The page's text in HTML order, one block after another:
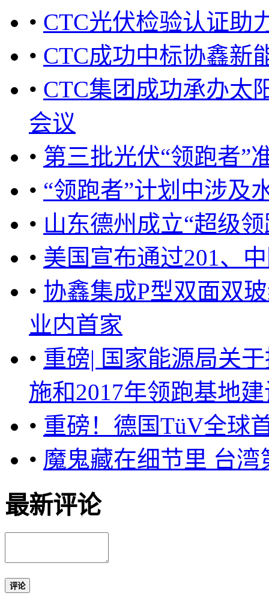
• CTC光伏检验认证助
• CTC成功中标协鑫新
• CTC集团成功承办太
会议
• 第三批光伏“领跑者”
• “领跑者”计划中涉及
• 山东德州成立“超级
• 美国宣布通过201、
• 协鑫集成P型双面双
业内首家
• 重磅| 国家能源局关
施和2017年领跑基地
• 重磅！德国TüV全球
• 魔鬼藏在细节里 台
最新评论
评论